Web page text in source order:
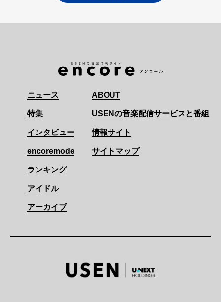
ニュース
特集
インタビュー
encoremode
ランキング
アイドル
アーカイブ
ABOUT
USENの音楽配信サービスと番組
情報サイト
サイトマップ